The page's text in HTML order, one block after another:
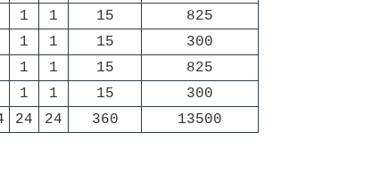
1 1 15
825
1 1 15
300
1 1 15
825
1 1 15
300
24 24 360 13500